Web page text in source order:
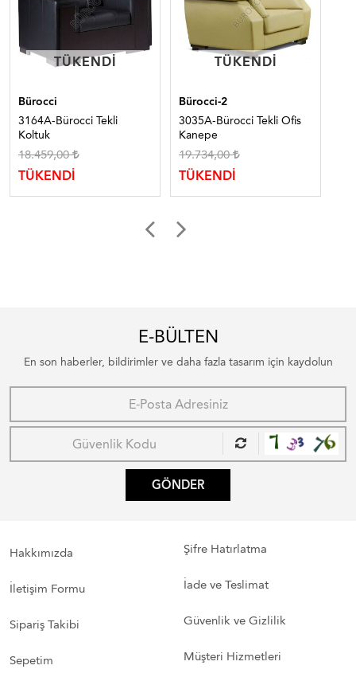
TÜKENDI
TÜKENDI
Bürocci
3164A-Bürocci Tekli
Koltuk
18.459,00
TÜKENDİ
TÜKENDI
TÜKENDI
Bürocci-2
3035A-Bürocci Tekli Ofis
Kanepe
19.734,00
TÜKENDİ
E-BÜLTEN
En son haberler, bildirimler ve daha fazla tasarım için kaydolun
GÖNDER
Hakkımızda
İletişim Formu
Sipariş Takibi
Sepetim
Şifre Hatırlatma
İade ve Teslimat
Güvenlik ve Gizlilik
Müşteri Hizmetleri